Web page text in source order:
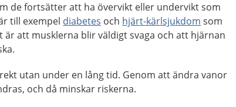
de fortsätter att ha övervikt eller undervikt som
till exempel diabetes och hjärt-kärlsjukdom som
är att musklerna blir väldigt svaga och att hjärnan
utan under en lång tid. Genom att ändra vanor
och då minskar riskerna.